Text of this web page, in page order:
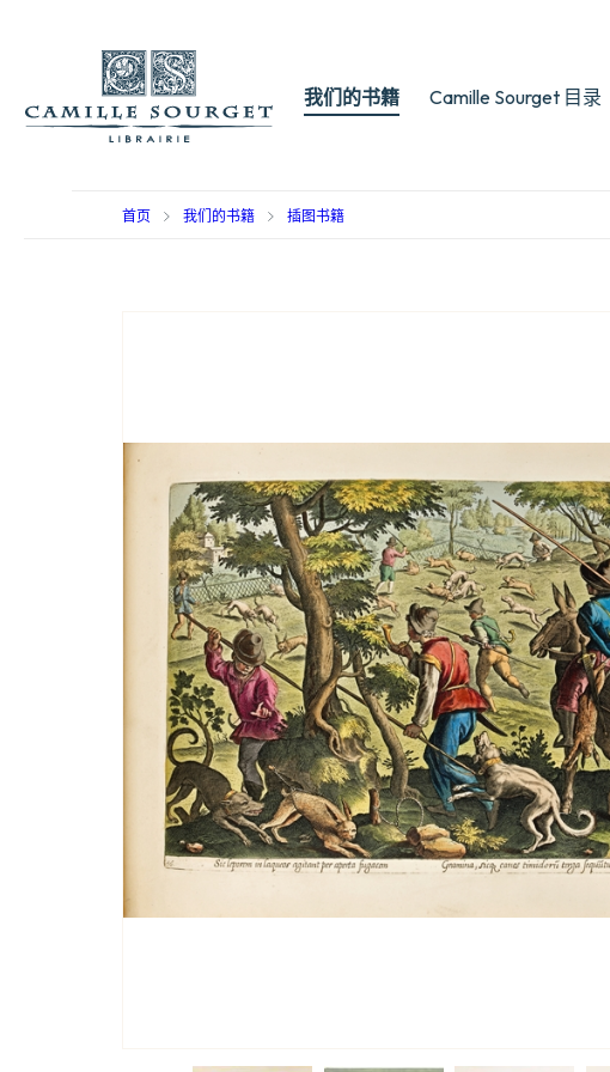
我们的书籍 Camille Sourget 目录
首页 我们的书籍 插图书籍